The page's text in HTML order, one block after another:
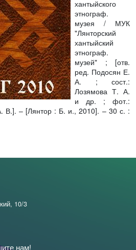
хантыйского
этнограф.
музея / МУК
"Лянторский
хантыйский
этнограф.
музей" ; [отв.
ред. Подосян Е.
А. ; сост.:
Лозямова Т. А.
и др. ; фот.:
В.]. – [Лянтор : Б. и., 2010]. – 30 с. :
10/3
нам!